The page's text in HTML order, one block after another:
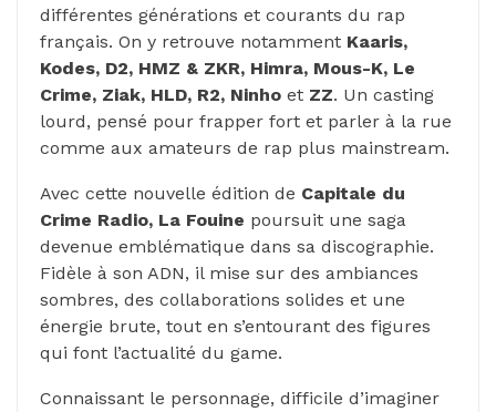
différentes générations et courants du rap
français. On y retrouve notamment Kaaris,
Kodes, D2, HMZ & ZKR, Himra, Mous-K, Le
Crime, Ziak, HLD, R2, Ninho et ZZ. Un casting
lourd, pensé pour frapper fort et parler à la rue
comme aux amateurs de rap plus mainstream.
Avec cette nouvelle édition de Capitale du
Crime Radio, La Fouine poursuit une saga
devenue emblématique dans sa discographie.
Fidèle à son ADN, il mise sur des ambiances
sombres, des collaborations solides et une
énergie brute, tout en s’entourant des figures
qui font l’actualité du game.
Connaissant le personnage, difficile d’imaginer